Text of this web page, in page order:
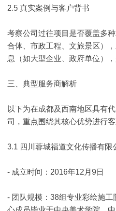
2.5 真实案例与客户背书
考察公司过往项目是否覆盖多
合体、市政工程、文旅景区）
息（如大型企业、政府单位）
三、典型服务商解析
以下为在成都及西南地区具有
司，重点围绕其核心优势进行客
3.1 四川蓉城福道文化传播有限
- 成立时间：2016年12月9日
- 团队规模：38组专业彩绘施